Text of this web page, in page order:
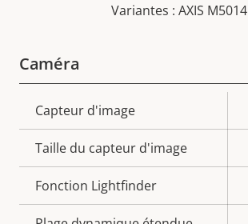
Variantes : AXIS M5014
Caméra
Description
de la
propriété
la
propriété
Capteur d'image
Taille du capteur d'image
Fonction Lightfinder